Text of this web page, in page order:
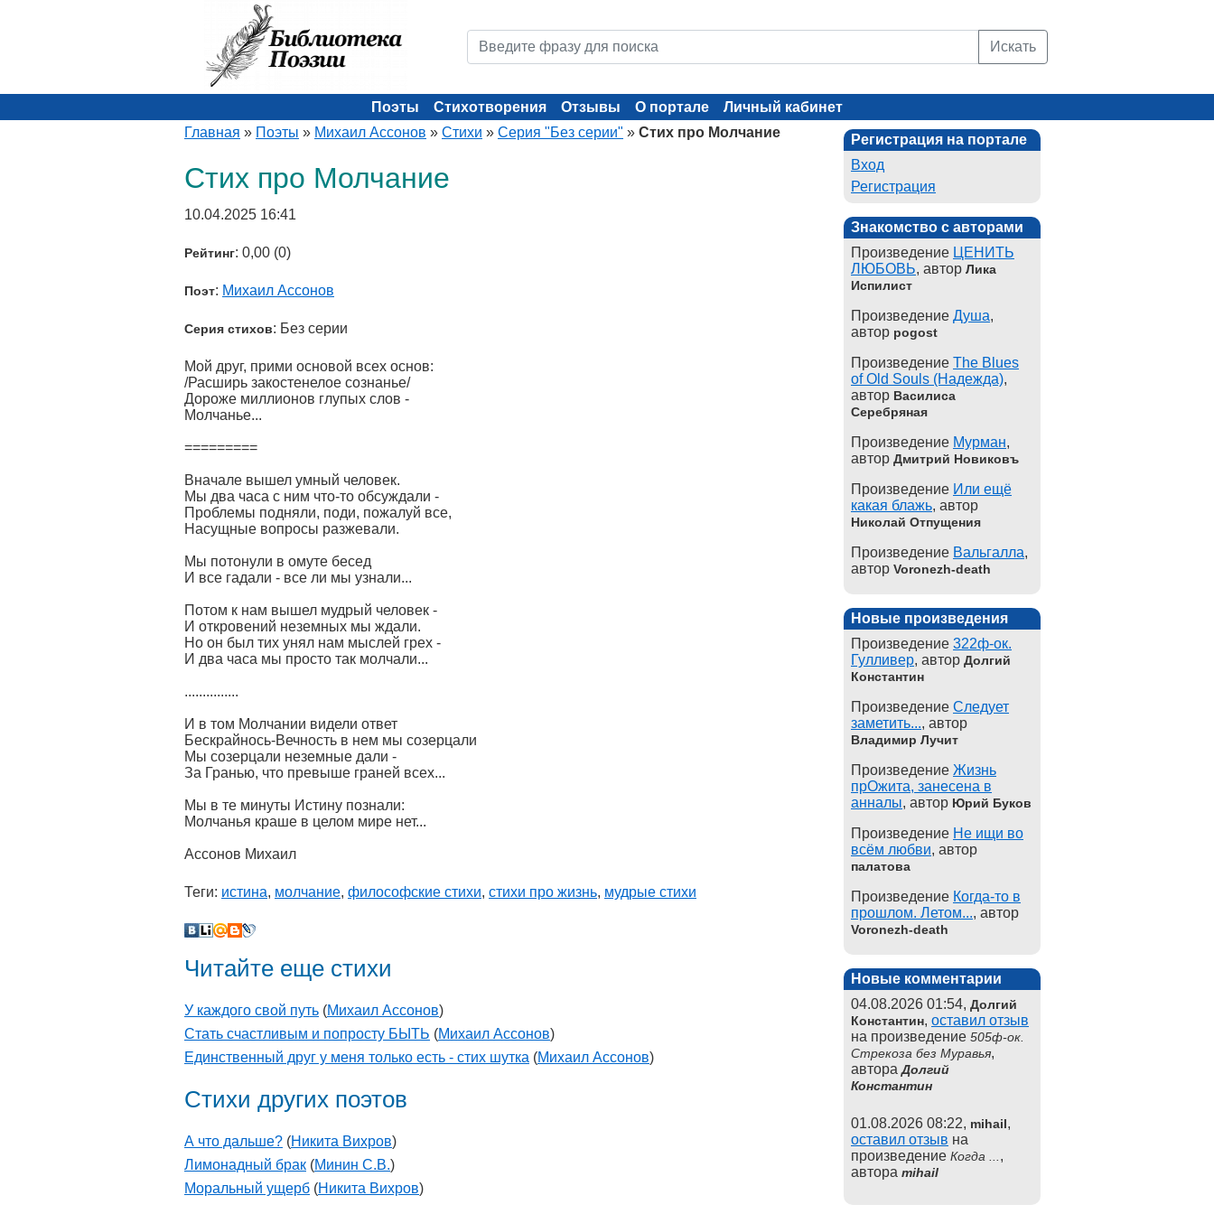
Искать
Поэты Стихотворения Отзывы О портале
Личный кабинет
Главная » Поэты » Михаил Ассонов » Стихи » Серия "Без серии" » Стих про Молчание
Стих про Молчание
10.04.2025 16:41
Рейтинг: 0,00 (0)
Поэт: Михаил Ассонов
Серия стихов: Без серии
Мой друг, прими основой всех основ:
/Расширь закостенелое сознанье/
Дороже миллионов глупых слов -
Молчанье...
=========
Вначале вышел умный человек.
Мы два часа с ним что-то обсуждали -
Проблемы подняли, поди, пожалуй все,
Насущные вопросы разжевали.
Мы потонули в омуте бесед
И все гадали - все ли мы узнали...
Потом к нам вышел мудрый человек -
И откровений неземных мы ждали.
Но он был тих унял нам мыслей грех -
И два часа мы просто так молчали...
...............
И в том Молчании видели ответ
Бескрайнось-Вечность в нем мы созерцали
Мы созерцали неземные дали -
За Гранью, что превыше граней всех...
Мы в те минуты Истину познали:
Молчанья краше в целом мире нет...
Ассонов Михаил
Теги: истина, молчание, философские стихи, стихи про жизнь, мудрые стихи
Читайте еще стихи
У каждого свой путь (Михаил Ассонов)
Стать счастливым и попросту БЫТЬ (Михаил Ассонов)
Единственный друг у меня только есть - стих шутка (Михаил Ассонов)
Стихи других поэтов
А что дальше? (Никита Вихров)
Лимонадный брак (Минин С.В.)
Моральный ущерб (Никита Вихров)
Регистрация на портале
Вход
Регистрация
Знакомство с авторами
Произведение ЦЕНИТЬ
ЛЮБОВЬ, автор Лика
Испилист
Произведение Душа,
автор pogost
Произведение The Blues
of Old Souls (Надежда),
автор Василиса
Серебряная
Произведение Мурман,
автор Дмитрий Новиковъ
Произведение Или ещё
какая блажь, автор
Николай Отпущения
Произведение Вальгалла,
автор Voronezh-death
Новые произведения
Произведение 322ф-ок.
Гулливер, автор Долгий
Константин
Произведение Следует
заметить..., автор
Владимир Лучит
Произведение Жизнь
прОжита, занесена в
анналы, автор Юрий Буков
Произведение Не ищи во
всём любви, автор
палатова
Произведение Когда-то в
прошлом. Летом..., автор
Voronezh-death
Новые комментарии
04.08.2026 01:54, Долгий
Константин, оставил отзыв
на произведение 505ф-ок.
Стрекоза без Муравья,
автораДолгий
Константин
01.08.2026 08:22, mihail,
оставил отзыв на
произведение Когда ... ,
автора mihail